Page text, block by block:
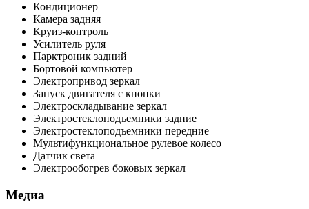
Кондиционер
Камера задняя
Круиз-контроль
Усилитель руля
Парктроник задний
Бортовой компьютер
Электропривод зеркал
Запуск двигателя с кнопки
Электроскладывание зеркал
Электростеклоподъемники задние
Электростеклоподъемники передние
Мультифункциональное рулевое колесо
Датчик света
Электрообогрев боковых зеркал
Медиа